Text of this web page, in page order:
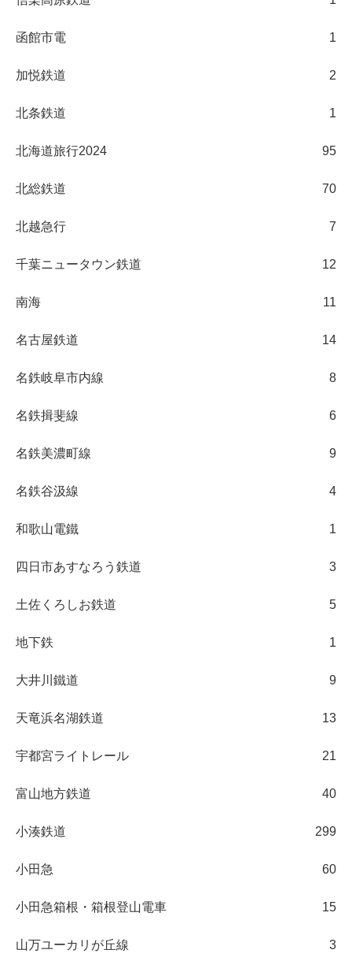
函館市電 1
加悦鉄道 2
北条鉄道 1
北海道旅行2024 95
北総鉄道 70
北越急行 7
千葉ニュータウン鉄道 12
南海 11
名古屋鉄道 14
名鉄岐阜市内線 8
名鉄揖斐線 6
名鉄美濃町線 9
名鉄谷汲線 4
和歌山電鐵 1
四日市あすなろう鉄道 3
土佐くろしお鉄道 5
地下鉄 1
大井川鐵道 9
天竜浜名湖鉄道 13
宇都宮ライトレール 21
富山地方鉄道 40
小湊鉄道 299
小田急 60
小田急箱根・箱根登山電車 15
山万ユーカリが丘線 3